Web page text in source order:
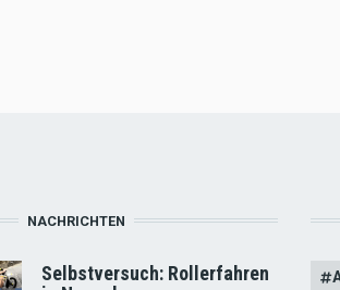
NACHRICHTEN
Selbstversuch: Rollerfahren